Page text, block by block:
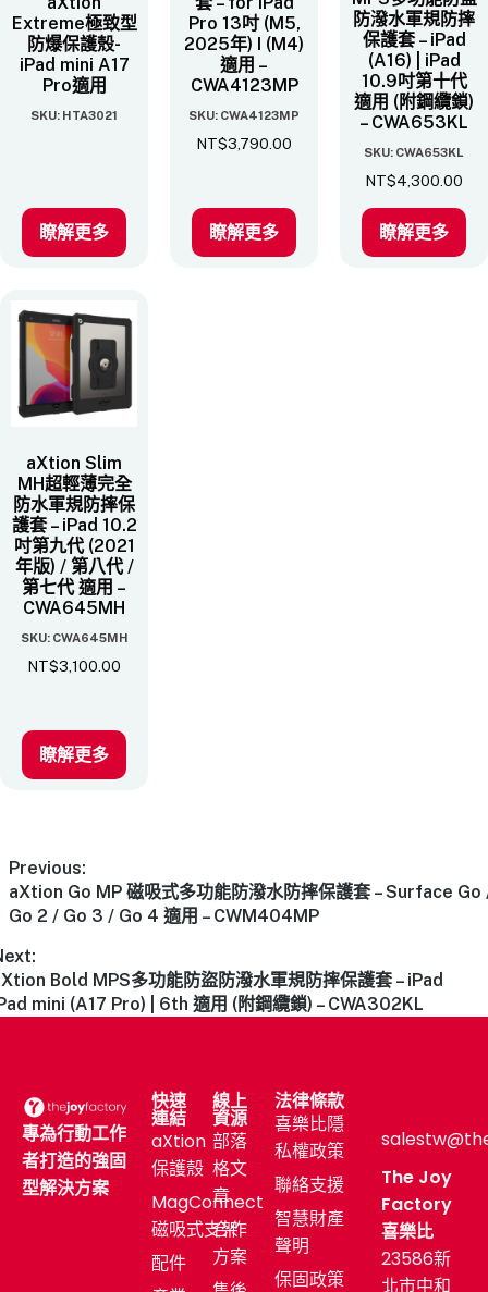
Extreme極致型
防爆保護殼-
iPad mini A17
Pro適用
SKU: HTA3021
瞭解更多
Pro 13吋 (M5,
2025年) I (M4)
適用 –
CWA4123MP
SKU: CWA4123MP
NT$3,790.00
瞭解更多
防潑水軍規防摔
保護套 – iPad
(A16) | iPad
10.9吋第十代
適用 (附鋼纜鎖)
– CWA653KL
SKU: CWA653KL
NT$4,300.00
瞭解更多
aXtion Slim
MH超輕薄完全
防水軍規防摔保
護套 – iPad 10.2
吋第九代 (2021
年版) / 第八代 /
第七代 適用 –
CWA645MH
SKU: CWA645MH
NT$3,100.00
瞭解更多
Previous:
aXtion Go MP 磁吸式多功能防潑水防摔保護套 – Surface Go
Go 2 / Go 3 / Go 4 適用 – CWM404MP
Bold MPS多功能防盜防潑水軍規防摔保護套 – iPad
mini (A17 Pro) | 6th 適用 (附鋼纜鎖) – CWA302KL
專為行動工作
者打造的強固
型解決方案
快速
連結
aXtion
保護殼
MagConnect
磁吸式支架
配件
線上
資源
部落
格文
章
合作
方案
法律條款
喜樂比隱
私權政策
聯絡支援
智慧財產
聲明
保固政策
The Joy
Factory
喜樂比
23586新
北市中和